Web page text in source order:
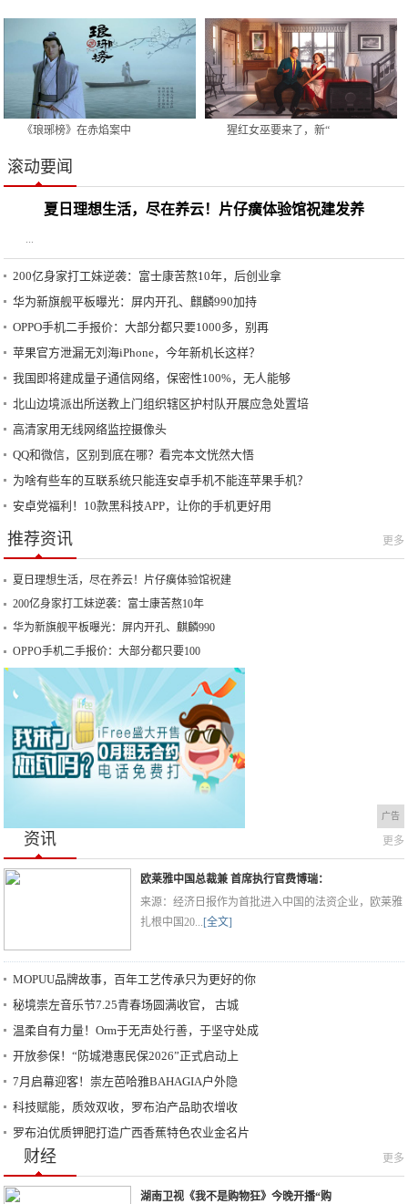
《琅琊榜》在赤焰案中 猩红女巫要来了，新“
滚动要闻
夏日理想生活，尽在养云！片仔癀体验馆祝建发养
...
200亿身家打工妹逆袭：富士康苦熬10年，后创业拿
华为新旗舰平板曝光：屏内开孔、麒麟990加持
OPPO手机二手报价：大部分都只要1000多，别再
苹果官方泄漏无刘海iPhone，今年新机长这样？
我国即将建成量子通信网络，保密性100%，无人能够
北山边境派出所送教上门组织辖区护村队开展应急处置培
高清家用无线网络监控摄像头
QQ和微信，区别到底在哪？看完本文恍然大悟
为啥有些车的互联系统只能连安卓手机不能连苹果手机？
安卓党福利！10款黑科技APP，让你的手机更好用
推荐资讯 更多
夏日理想生活，尽在养云！片仔癀体验馆祝建
200亿身家打工妹逆袭：富士康苦熬10年
华为新旗舰平板曝光：屏内开孔、麒麟990
OPPO手机二手报价：大部分都只要100
广告
资讯 更多
欧莱雅中国总裁兼 首席执行官费博瑞：
来源：经济日报作为首批进入中国的法资企业，欧莱雅
扎根中国20... [全文]
MOPUU品牌故事，百年工艺传承只为更好的你
秘境崇左音乐节7.25青春场圆满收官， 古城
温柔自有力量！Orm于无声处行善，于坚守处成
开放参保！“防城港惠民保2026”正式启动上
7月启幕迎客！崇左芭哈雅BAHAGIA户外隐
科技赋能，质效双收，罗布泊产品助农增收
罗布泊优质钾肥打造广西香蕉特色农业金名片
财经 更多
湖南卫视《我不是购物狂》今晚开播“购